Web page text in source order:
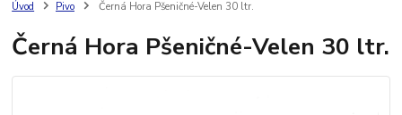
Úvod Pivo Černá Hora Pšeničné-Velen 30 ltr.
Černá Hora Pšeničné-Velen 30 ltr.